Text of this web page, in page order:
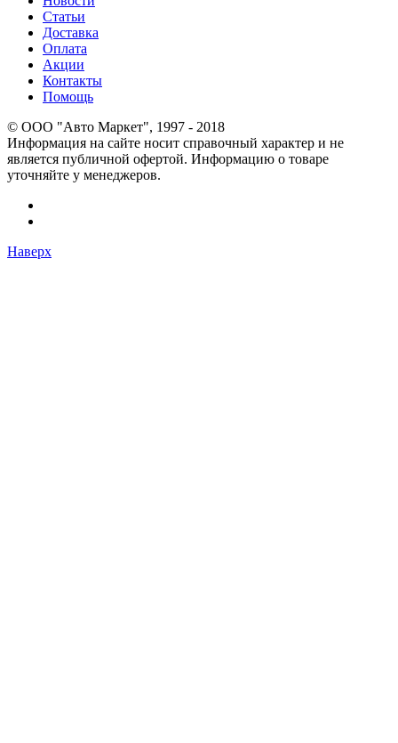
Статьи
Доставка
Оплата
Акции
Контакты
Помощь
© OOO "Авто Маркет", 1997 - 2018
Информация на сайте носит справочный характер и не
является публичной офертой. Информацию о товаре
уточняйте у менеджеров.
Наверх